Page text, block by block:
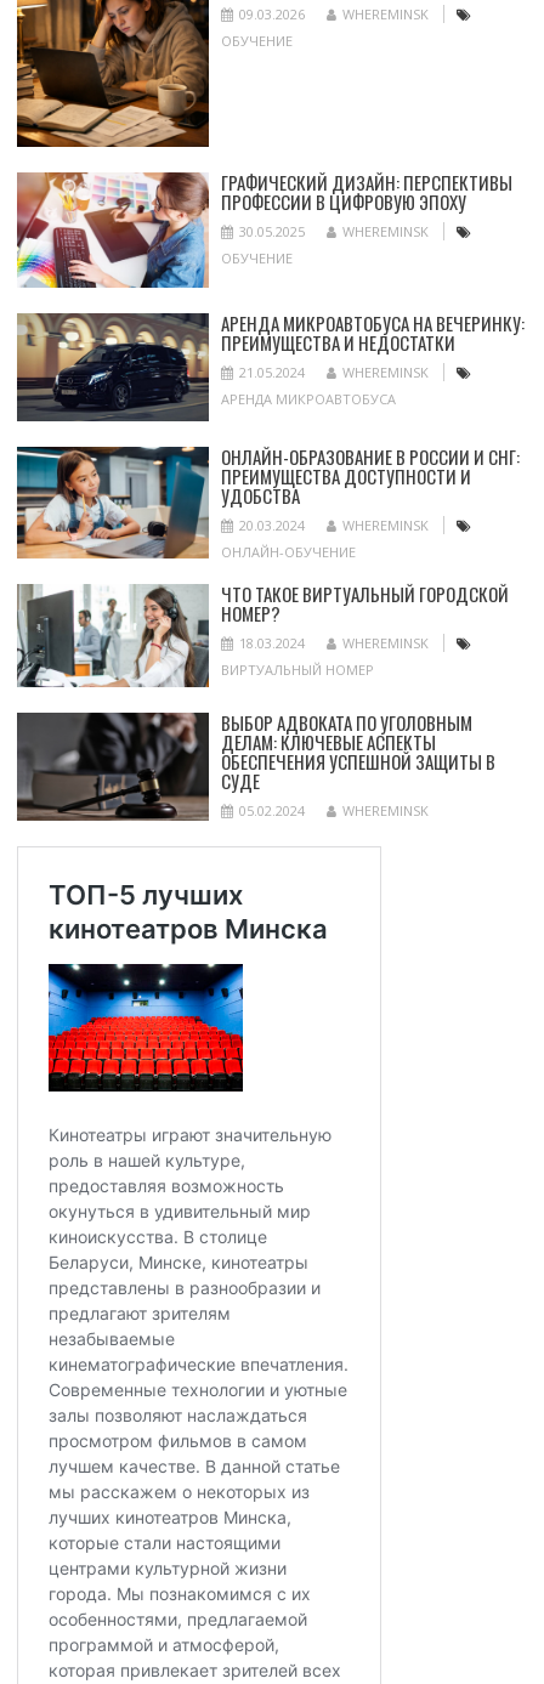
09.03.2026
WHEREMINSK
ОБУЧЕНИЕ
ГРАФИЧЕСКИЙ ДИЗАЙН: ПЕРСПЕКТИВЫ
ПРОФЕССИИ В ЦИФРОВУЮ ЭПОХУ
30.05.2025
WHEREMINSK
ОБУЧЕНИЕ
АРЕНДА МИКРОАВТОБУСА НА ВЕЧЕРИНКУ:
ПРЕИМУЩЕСТВА И НЕДОСТАТКИ
21.05.2024
WHEREMINSK
АРЕНДА МИКРОАВТОБУСА
ОНЛАЙН-ОБРАЗОВАНИЕ В РОССИИ И СНГ:
ПРЕИМУЩЕСТВА ДОСТУПНОСТИ И
УДОБСТВА
20.03.2024
WHEREMINSK
ОНЛАЙН-ОБУЧЕНИЕ
ЧТО ТАКОЕ ВИРТУАЛЬНЫЙ ГОРОДСКОЙ
НОМЕР?
18.03.2024
WHEREMINSK
ВИРТУАЛЬНЫЙ НОМЕР
ВЫБОР АДВОКАТА ПО УГОЛОВНЫМ
ДЕЛАМ: КЛЮЧЕВЫЕ АСПЕКТЫ
ОБЕСПЕЧЕНИЯ УСПЕШНОЙ ЗАЩИТЫ В
СУДЕ
05.02.2024 WHEREMINSK